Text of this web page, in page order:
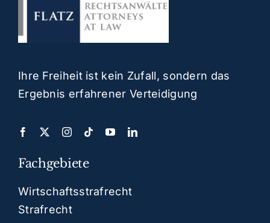
Ihre Freiheit ist kein Zufall, sondern das
Ergebnis erfahrener Verteidigung
Fachgebiete
Wirtschaftsstrafrecht
Strafrecht